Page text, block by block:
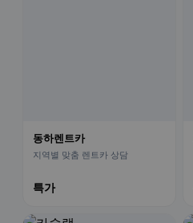
동하렌트카
지역별 맞춤 렌트카 상담
특가